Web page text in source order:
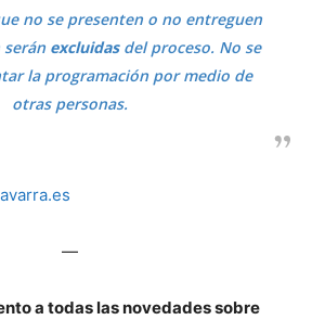
no se presenten o no entreguen
excluidasdel proceso. No se
la programación por medio de
otras personas.
—
a todas las novedades sobre